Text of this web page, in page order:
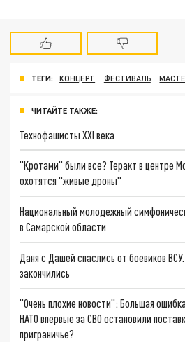
ТЕГИ: КОНЦЕРТ ФЕСТИВАЛЬ
ЧИТАЙТЕ ТАКЖЕ:
Технофашисты XXI века
"Кротами" были все? Теракт в центре
охотятся "живые дроны"
Национальный молодежный
в Самарской области
Даня с Дашей спаслись от боевиков
закончились
"Очень плохие новости": Большая
НАТО впервые за СВО остановили
приграничье?